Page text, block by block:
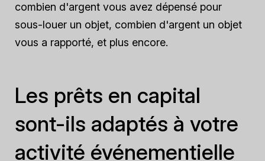
combien d'argent vous avez dépensé pour
sous-louer un objet, combien d'argent un objet
vous a rapporté, et plus encore.
Les prêts en capital
sont-ils adaptés à votre
activité événementielle